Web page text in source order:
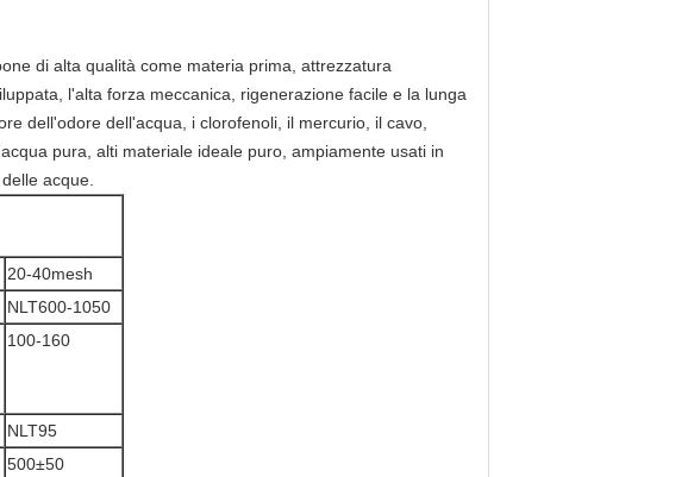
di alta qualità come materia prima, attrezzatura
l'alta forza meccanica, rigenerazione facile e la lunga
dell'odore dell'acqua, i clorofenoli, il mercurio, il cavo,
pura, alti materiale ideale puro, ampiamente usati in
acque.
20-40mesh
NLT600-1050
100-160
NLT95
500±50